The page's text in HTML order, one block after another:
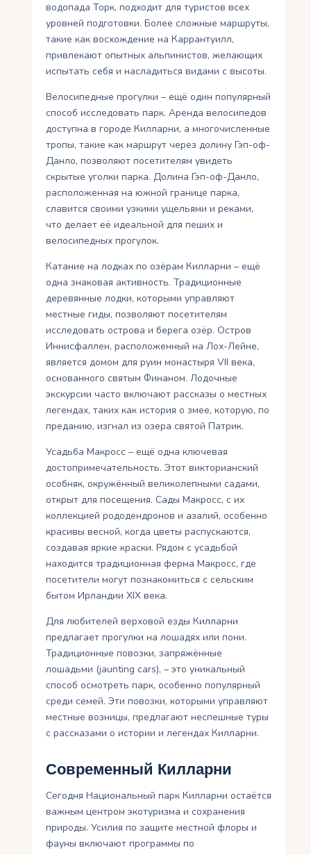
водопада Торк, подходит для туристов всех
уровней подготовки. Более сложные маршруты,
такие как восхождение на Каррантуилл,
привлекают опытных альпинистов, желающих
испытать себя и насладиться видами с высоты.
Велосипедные прогулки – ещё один популярный
способ исследовать парк. Аренда велосипедов
доступна в городе Килларни, а многочисленные
тропы, такие как маршрут через долину Гэп-оф-
Данло, позволяют посетителям увидеть
скрытые уголки парка. Долина Гэп-оф-Данло,
расположенная на южной границе парка,
славится своими узкими ущельями и реками,
что делает её идеальной для пеших и
велосипедных прогулок.
Катание на лодках по озёрам Килларни – ещё
одна знаковая активность. Традиционные
деревянные лодки, которыми управляют
местные гиды, позволяют посетителям
исследовать острова и берега озёр. Остров
Иннисфаллен, расположенный на Лох-Лейне,
является домом для руин монастыря VII века,
основанного святым Финаном. Лодочные
экскурсии часто включают рассказы о местных
легендах, таких как история о змее, которую, по
преданию, изгнал из озера святой Патрик.
Усадьба Макросс – ещё одна ключевая
достопримечательность. Этот викторианский
особняк, окружённый великолепными садами,
открыт для посещения. Сады Макросс, с их
коллекцией рододендронов и азалий, особенно
красивы весной, когда цветы распускаются,
создавая яркие краски. Рядом с усадьбой
находится традиционная ферма Макросс, где
посетители могут познакомиться с сельским
бытом Ирландии XIX века.
Для любителей верховой езды Килларни
предлагает прогулки на лошадях или пони.
Традиционные повозки, запряжённые
лошадьми (jaunting cars), – это уникальный
способ осмотреть парк, особенно популярный
среди семей. Эти повозки, которыми управляют
местные возницы, предлагают неспешные туры
с рассказами о истории и легендах Килларни.
Современный Килларни
Сегодня Национальный парк Килларни остаётся
важным центром экотуризма и сохранения
природы. Усилия по защите местной флоры и
фауны включают программы по